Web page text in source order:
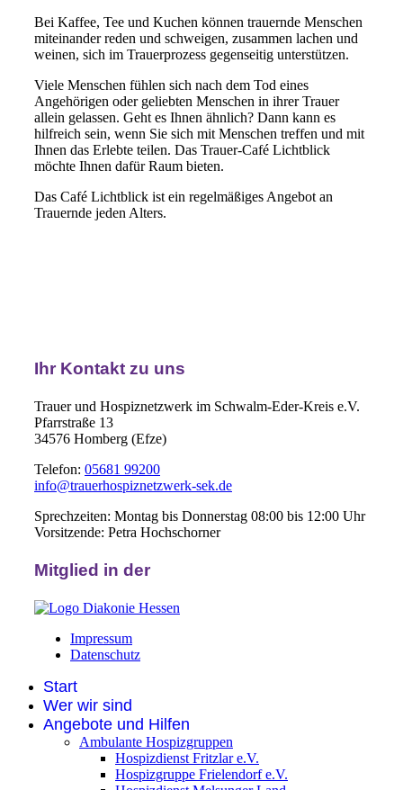
Bei Kaffee, Tee und Kuchen können trauernde Menschen
miteinander reden und schweigen, zusammen lachen und
weinen, sich im Trauerprozess gegenseitig unterstützen.
Viele Menschen fühlen sich nach dem Tod eines
Angehörigen oder geliebten Menschen in ihrer Trauer
allein gelassen. Geht es Ihnen ähnlich? Dann kann es
hilfreich sein, wenn Sie sich mit Menschen treffen und mit
Ihnen das Erlebte teilen. Das Trauer-Café Lichtblick
möchte Ihnen dafür Raum bieten.
Das Café Lichtblick ist ein regelmäßiges Angebot an
Trauernde jeden Alters.
Ihr Kontakt zu uns
Trauer und Hospiznetzwerk im Schwalm-Eder-Kreis e.V.
Pfarrstraße 13
34576 Homberg (Efze)
Telefon: 05681 99200
info@trauerhospiznetzwerk-sek.de
Sprechzeiten: Montag bis Donnerstag 08:00 bis 12:00 Uhr
Vorsitzende: Petra Hochschorner
Mitglied in der
Impressum
Datenschutz
Start
Wer wir sind
Angebote und Hilfen
Ambulante Hospizgruppen
Hospizdienst Fritzlar e.V.
Hospizgruppe Frielendorf e.V.